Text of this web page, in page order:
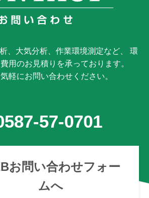
、大気分析、作業環境測定など、 環
用のお見積りを承っております。
軽にお問い合わせください。
57-0701
お問い合わせフォー
ムへ